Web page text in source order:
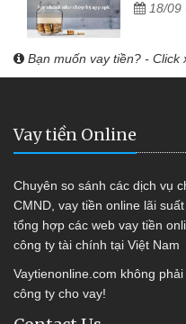
18/
Bạn muốn vay tiền? - Click
Vay tiền Online
Chuyên so sánh các dịch vụ
CMND, vay tiền online lãi
tổng hợp các web vay tiền
công ty tài chính tại Việt Nam
Vaytienonline.com không
công ty cho vay!